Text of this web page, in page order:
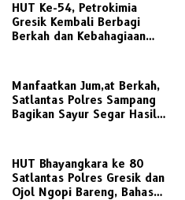
HUT Ke-54, Petrokimia
Gresik Kembali Berbagi
Berkah dan Kebahagiaan
Manfaatkan Jum,at Berkah,
Satlantas Polres Sampang
Bagikan Sayur Segar Hasil
Pengguna Jalan
HUT Bhayangkara ke 80
Satlantas Polres Gresik dan
Ojol Ngopi Bareng, Bahas